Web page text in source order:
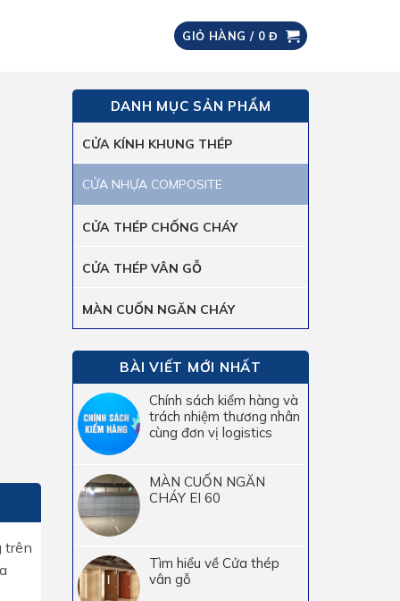
GIỎ HÀNG / 0Đ
DANH MỤC SẢN PHẨM
CỬA KÍNH KHUNG THÉP
CỬA NHỰA COMPOSITE
CỬA THÉP CHỐNG CHÁY
CỬA THÉP VÂN GỖ
MÀN CUỐN NGĂN CHÁY
BÀI VIẾT MỚI NHẤT
Chính sách kiểm hàng và
trách nhiệm thương nhân
cùng đơn vị logistics
MÀN CUỐN NGĂN
CHÁY EI 60
Tìm hiểu về Cửa thép
vân gỗ
trên